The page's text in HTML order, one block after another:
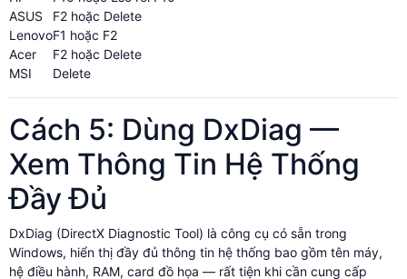
ASUS
F2 hoặc Delete
LenovoF1 hoặc F2
Acer
F2 hoặc Delete
MSI
Delete
Cách 5: Dùng DxDiag —
Xem Thông Tin Hệ Thống
Đầy Đủ
DxDiag (DirectX Diagnostic Tool) là công cụ có sẵn trong
Windows, hiển thị đầy đủ thông tin hệ thống bao gồm tên máy,
hệ điều hành, RAM, card đồ họa — rất tiện khi cần cung cấp